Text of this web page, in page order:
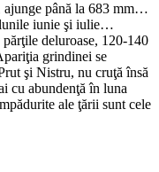
ajunge până la 683 mm…
iunie şi iulie…
deluroase, 120-140
grindinei se
şi Nistru, nu cruţă însă
cu abundenţă în luna
ale ţării sunt cele